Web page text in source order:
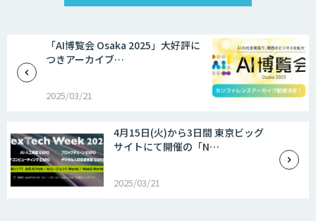
「AI博覧会 Osaka 2025」大好評に
つきアーカイブ…
2025/03/21
4月15日(火)から3日間 東京ビッグ
サイトにて開催の「N…
2025/03/21